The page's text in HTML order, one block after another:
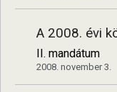
A 2008. évi
II. mandátum
2008. november 3.